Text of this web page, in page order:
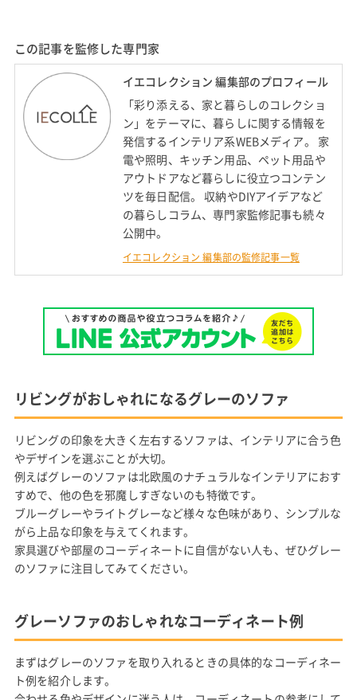
この記事を監修した専門家
イエコレクション 編集部のプロフィール
「彩り添える、家と暮らしのコレクショ
ン」をテーマに、暮らしに関する情報を
発信するインテリア系WEBメディア。 家
電や照明、キッチン用品、ペット用品や
アウトドアなど暮らしに役立つコンテン
ツを毎日配信。 収納やDIYアイデアなど
の暮らしコラム、専門家監修記事も続々
公開中。
イエコレクション 編集部の監修記事一覧
リビングがおしゃれになるグレーのソファ
リビングの印象を大きく左右するソファは、インテリアに合う色
やデザインを選ぶことが大切。
例えばグレーのソファは北欧風のナチュラルなインテリアにおす
すめで、他の色を邪魔しすぎないのも特徴です。
ブルーグレーやライトグレーなど様々な色味があり、シンプルな
がら上品な印象を与えてくれます。
家具選びや部屋のコーディネートに自信がない人も、ぜひグレー
のソファに注目してみてください。
グレーソファのおしゃれなコーディネート例
まずはグレーのソファを取り入れるときの具体的なコーディネー
ト例を紹介します。